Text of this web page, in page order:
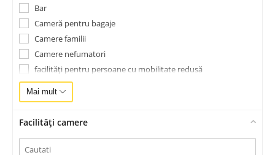
Bar
Cameră pentru bagaje
Camere familii
Camere nefumatori
facilităţi pentru persoane cu mobilitate redusă
Fax/copiator
Gradină
Masaj
Mini magazin
Mai mult
Facilități camere